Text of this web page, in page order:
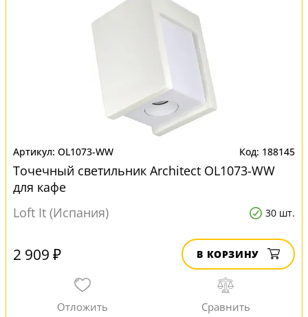
OL1073-WW 188145
Точечный светильник Architect OL1073-WW
для кафе
Loft It (Испания)
30 шт.
2 909 ₽ В КОРЗИНУ